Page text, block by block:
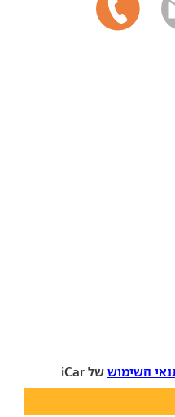
השימוש של iCar